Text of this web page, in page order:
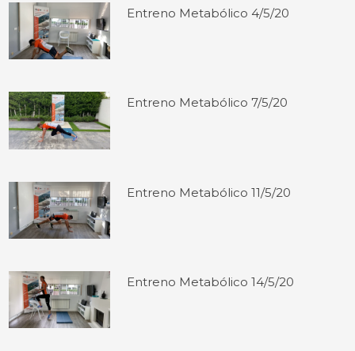
Entreno Metabólico 4/5/20
Entreno Metabólico 7/5/20
Entreno Metabólico 11/5/20
Entreno Metabólico 14/5/20